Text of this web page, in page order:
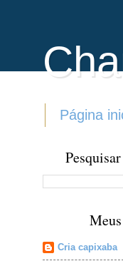
Página
Cria capixaba